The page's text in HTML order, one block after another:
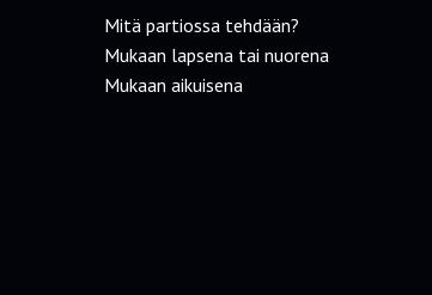
Mitä partiossa tehdään?
Mukaan lapsena tai nuorena
Mukaan aikuisena